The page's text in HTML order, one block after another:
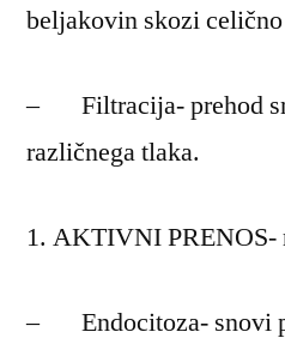
beljakovin skozi
– Filtracija- prehod
različnega tlaka.
AKTIVNI PRENOS-
– Endocitoza- snovi